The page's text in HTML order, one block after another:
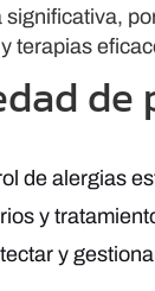
terapias
de
de alergias
y
y